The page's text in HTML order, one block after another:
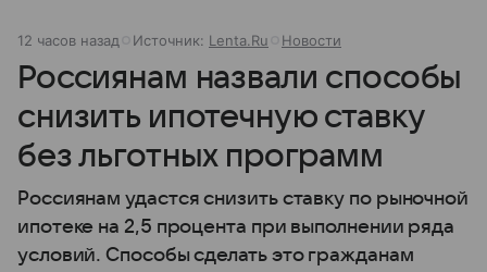
12 часов назад Источник: Lenta.Ru Новости
Россиянам назвали способы
снизить ипотечную ставку
без льготных программ
Россиянам удастся снизить ставку по рыночной
ипотеке на 2,5 процента при выполнении ряда
условий. Способы сделать это гражданам